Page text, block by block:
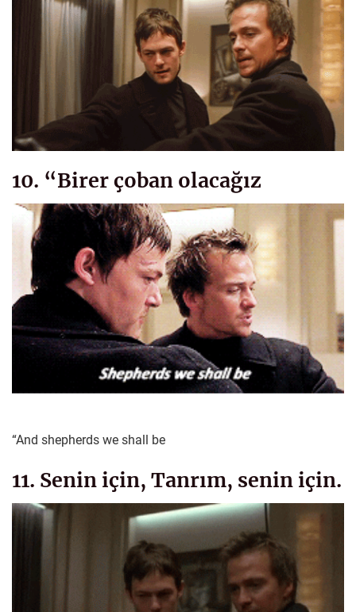
10. “Birer çoban olacağız
“And shepherds we shall be
11. Senin için, Tanrım, senin için.